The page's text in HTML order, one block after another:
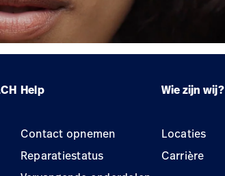
Help Wie zijn wij?
Contact opnemen
Reparatiestatus
Locaties
Carrière